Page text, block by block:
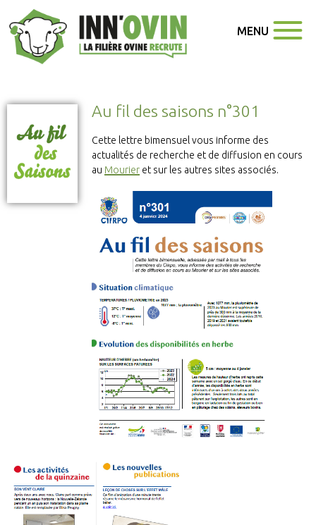
MENU
Au fil des saisons n°301
Cette lettre bimensuel vous informe des
actualités de recherche et de diffusion en cours
au Mourier et sur les autres sites associés.